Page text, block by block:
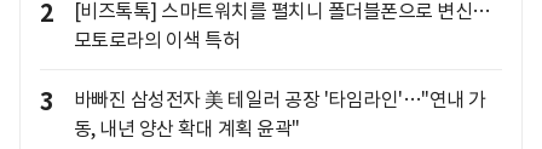
2
[비즈톡톡] 스마트워치를 펼치니 폴더블폰으로 변신…
모토로라의 이색 특허
3
바빠진 삼성전자 美 테일러 공장 '타임라인'…"연내 가
동, 내년 양산 확대 계획 윤곽"